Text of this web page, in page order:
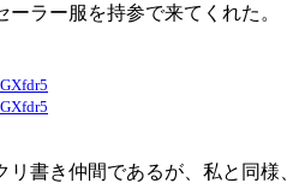
ラー服を持参で来てくれた。
書き仲間であるが、私と同様、